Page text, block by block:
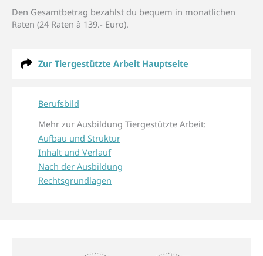
Zur Tiergestützte Arbeit Hauptseite
Berufsbild
Mehr zur Ausbildung Tiergestützte Arbeit:
Aufbau und Struktur
Inhalt und Verlauf
Nach der Ausbildung
Rechtsgrundlagen
Den Gesamtbetrag bezahlst du bequem in monatlichen
Raten (24 Raten à 139.- Euro).